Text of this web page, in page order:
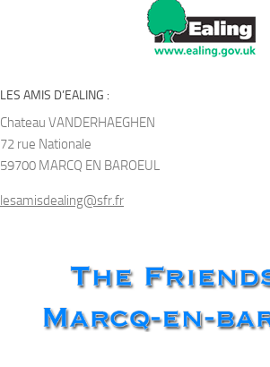
LES AMIS D’EALING :
Chateau VANDERHAEGHEN
72 rue Nationale
59700 MARCQ EN BAROEUL
lesamisdealing@sfr.fr